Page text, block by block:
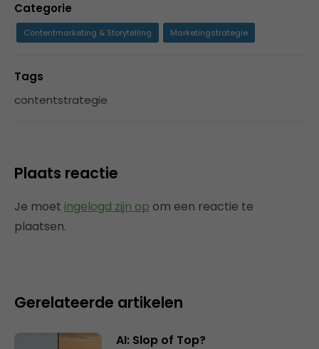
Categorie
Contentmarketing & Storytelling Marketingstrategie
Tags
contentstrategie
Plaats reactie
Je moet ingelogd zijn op om een reactie te
plaatsen.
Gerelateerde artikelen
AI: Slop of Top?